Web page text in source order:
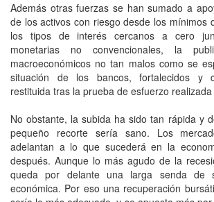
Además otras fuerzas se han sumado a
de los activos con riesgo desde los mínimos
los tipos de interés cercanos a cero
monetarias no convencionales, la
macroeconómicos no tan malos como se
situación de los bancos, fortalecidos y
restituida tras la prueba de esfuerzo realizada
No obstante, la subida ha sido tan rápida y
pequeño recorte sería sano. Los
adelantan a lo que sucederá en la
después. Aunque lo más agudo de la
queda por delante una larga senda de
económica. Por eso una recuperación